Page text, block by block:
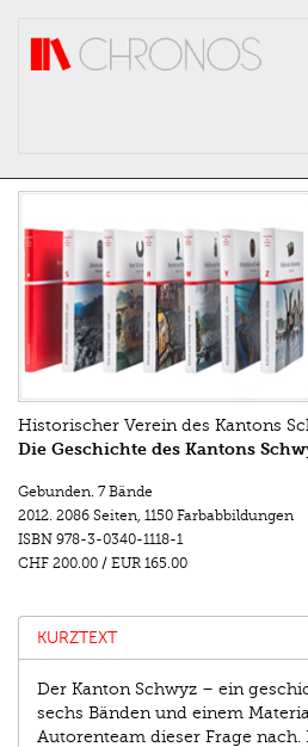
Historischer Verein des Kantons
Die Geschichte des Kantons
Gebunden. 7 Bände
2012. 2086 Seiten 1150 Farbabbildungen
ISBN 978-3-0340-1118-1
CHF 200.00 / EUR 165.00
KURZTEXT
Der Kanton Schwyz – ein
sechs Bänden und einem
Autorenteam dieser Frage nach.